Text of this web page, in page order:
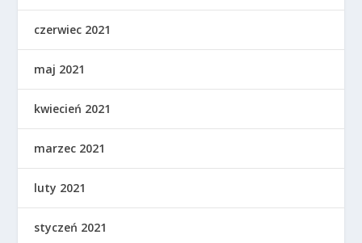
czerwiec 2021
maj 2021
kwiecień 2021
marzec 2021
luty 2021
styczeń 2021